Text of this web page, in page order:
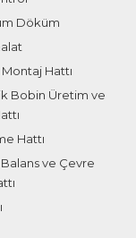
Döküm
Hattı
Bobin Üretim ve
Hattı
ve Çevre